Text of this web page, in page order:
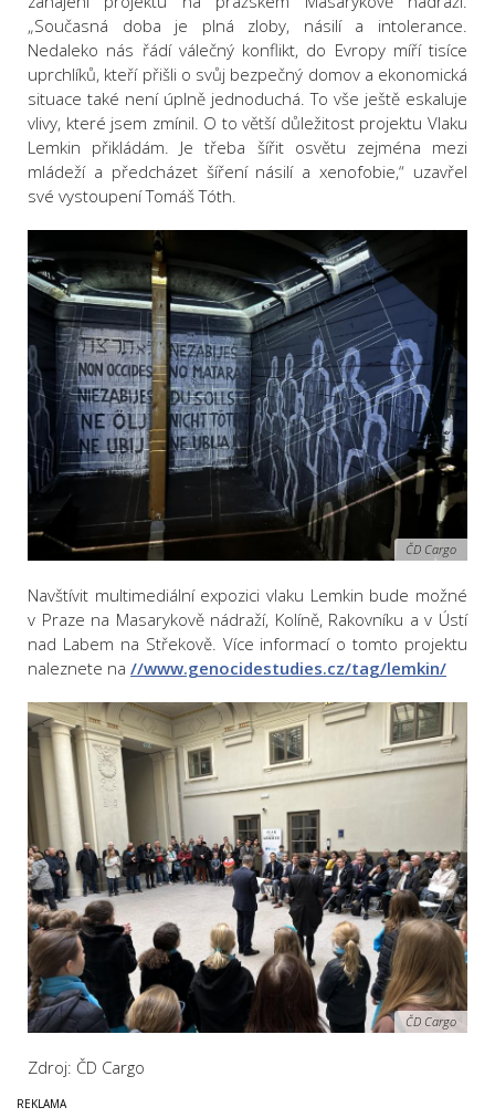
„Současná doba je plná zloby, násilí a intolerance.
Nedaleko nás řádí válečný konflikt, do Evropy míří tisíce
uprchlíků, kteří přišli o svůj bezpečný domov a ekonomická
situace také není úplně jednoduchá. To vše ještě eskaluje
vlivy, které jsem zmínil. O to větší důležitost projektu Vlaku
Lemkin přikládám. Je třeba šířit osvětu zejména mezi
mládeží a předcházet šíření násilí a xenofobie,“ uzavřel
své vystoupení Tomáš Tóth.
ČD Cargo
Navštívit multimediální expozici vlaku Lemkin bude možné
v Praze na Masarykově nádraží, Kolíně, Rakovníku a v Ústí
nad Labem na Střekově. Více informací o tomto projektu
naleznete na //www.genocidestudies.cz/tag/lemkin/
ČD Cargo
Zdroj: ČD Cargo